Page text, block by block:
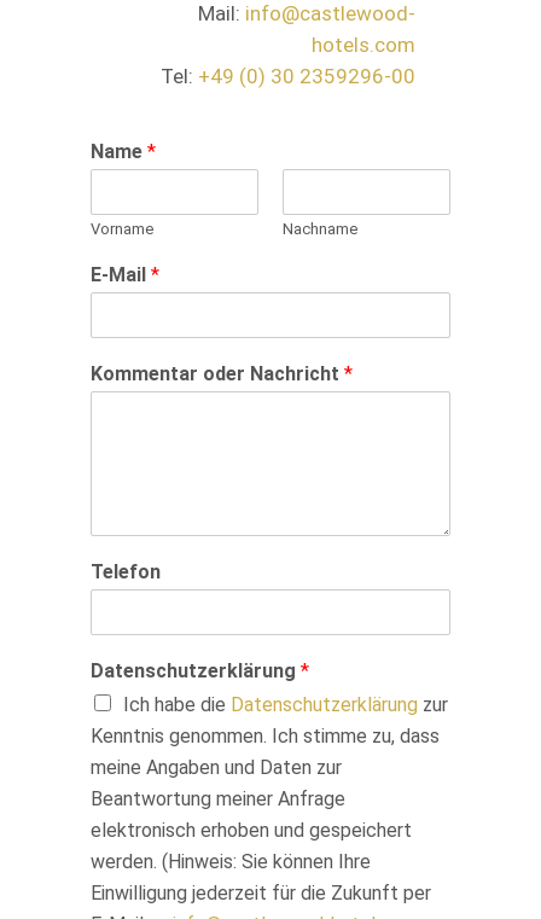
Mail: info@castlewood-
hotels.com
Tel: +49 (0) 30 2359296-00
Name *
Vorname Nachname
E-Mail *
Kommentar oder Nachricht *
Telefon
Datenschutzerklärung *
Ich habe die Datenschutzerklärung zur
Kenntnis genommen. Ich stimme zu, dass
meine Angaben und Daten zur
Beantwortung meiner Anfrage
elektronisch erhoben und gespeichert
werden. (Hinweis: Sie können Ihre
Einwilligung jederzeit für die Zukunft per